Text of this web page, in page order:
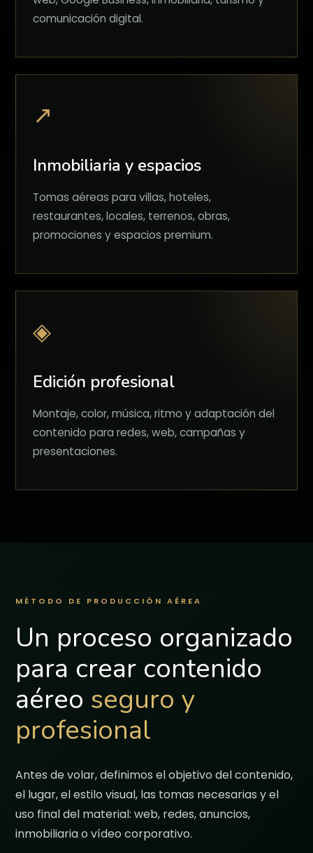
comunicación digital.
↗
Inmobiliaria y espacios
Tomas aéreas para villas, hoteles,
restaurantes, locales, terrenos, obras,
promociones y espacios premium.
◈
Edición profesional
Montaje, color, música, ritmo y adaptación del
contenido para redes, web, campañas y
presentaciones.
MÉTODO DE PRODUCCIÓN AÉREA
Un proceso organizado
para crear contenido
aéreo seguro y
profesional
Antes de volar, definimos el objetivo del contenido,
el lugar, el estilo visual, las tomas necesarias y el
uso final del material: web, redes, anuncios,
inmobiliaria o vídeo corporativo.